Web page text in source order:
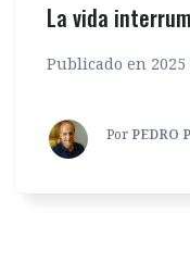
La vida
Publicado en
Por PEDRO